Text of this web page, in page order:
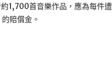
1,700首音樂作品，應為每件
賠償金。